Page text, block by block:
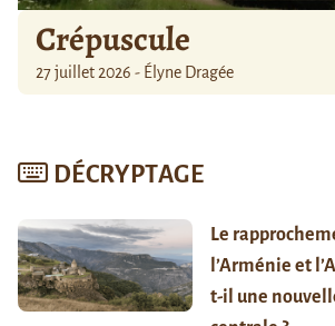
Crépuscule
27 juillet 2026 - Élyne Dragée
DÉCRYPTAGE
Le
l’Arménie et
t-il une